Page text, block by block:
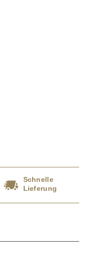
Schnelle
Lieferung